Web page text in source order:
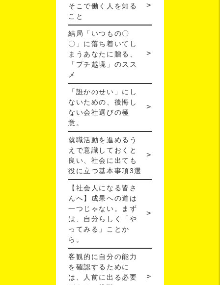
そこで働く人を知る
こと
結局「いつもの〇
〇」に落ち着いてし
まうあなたに贈る、
「プチ越境」のスス
メ
「誰かのせい」にし
ないための、後悔し
ない会社選びの極
意。
就職活動を進めるう
えで意識しておくと
良い、社会に出ても
役に立つ基本事項3選
【社会人になる皆さ
んへ】成果への道は
一つじゃない。まず
は、自分らしく「や
ってみる」ことか
ら。
客観的に自分の能力
を確認するために
は、人前に出る必要